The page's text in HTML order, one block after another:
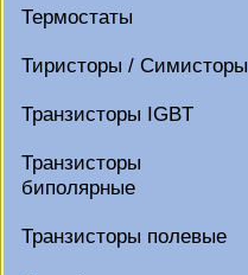
Термостаты
Тиристоры / Симисторы
Транзисторы IGBT
Транзисторы
биполярные
Транзисторы полевые